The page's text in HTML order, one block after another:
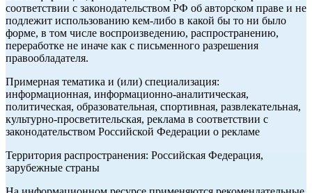
соответствии с законодательством РФ об авторском праве и не
подлежит использованию кем-либо в какой бы то ни было
форме, в том числе воспроизведению, распространению,
переработке не иначе как с письменного разрешения
правообладателя.
Примерная тематика и (или) специализация:
информационная, информационно-аналитическая,
политическая, образовательная, спортивная, развлекательная,
культурно-просветительская, реклама в соответствии с
законодательством Российской Федерации о рекламе
Территория распространения: Российская Федерация,
зарубежные страны